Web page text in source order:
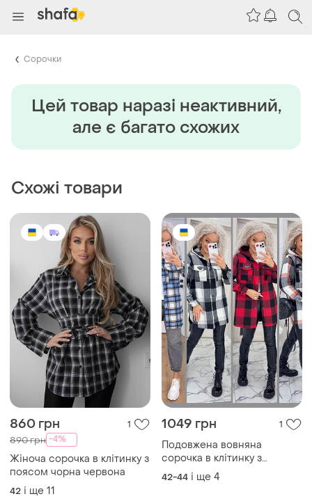
Сорочки
Цей товар наразi неактивний,
але є багато схожих
Схожі товари
860 грн 1
890 грн -4%
Жіноча сорочка в клітинку з
поясом чорна червона
42 і ще 11
1049 грн 1
Подовжена вовняна
сорочка в клітинку з
капюшоном
42-44 і ще 4